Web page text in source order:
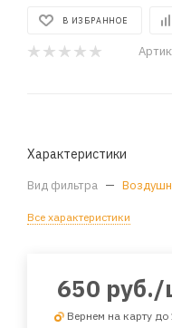
В ИЗБРАННОЕ
Характеристики
Вид фильтра —
Все характеристики
650 руб./
Вернем на карту